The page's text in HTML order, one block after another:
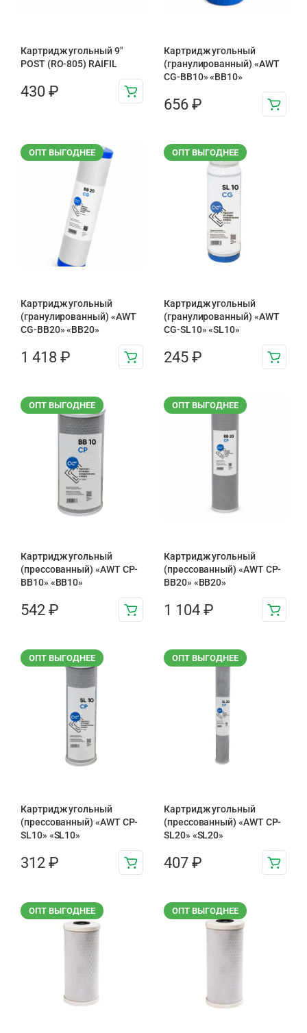
Картридж угольный 9″
POST (RO-805) RAIFIL
430 ₽
Картридж угольный
(гранулированный) «AWT
CG-BB10» «BB10»
656 ₽
ОПТ ВЫГОДНЕЕ
Картридж угольный
(гранулированный) «AWT
CG-BB20» «BB20»
1 418 ₽
ОПТ ВЫГОДНЕЕ
Картридж угольный
(гранулированный) «AWT
CG-SL10» «SL10»
245 ₽
ОПТ ВЫГОДНЕЕ
Картридж угольный
(прессованный) «AWT CP-
BB10» «BB10»
542 ₽
ОПТ ВЫГОДНЕЕ
Картридж угольный
(прессованный) «AWT CP-
BB20» «BB20»
1 104 ₽
ОПТ ВЫГОДНЕЕ
Картридж угольный
(прессованный) «AWT CP-
SL10» «SL10»
312 ₽
ОПТ ВЫГОДНЕЕ
Картридж угольный
(прессованный) «AWT CP-
SL20» «SL20»
407 ₽
ОПТ ВЫГОДНЕЕ ОПТ ВЫГОДНЕЕ